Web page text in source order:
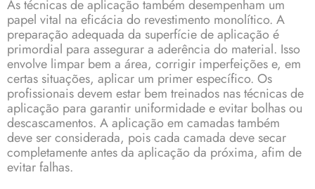
As técnicas de aplicação também desempenham um
papel vital na eficácia do revestimento monolítico. A
preparação adequada da superfície de aplicação é
primordial para assegurar a aderência do material. Isso
envolve limpar bem a área, corrigir imperfeições e, em
certas situações, aplicar um primer específico. Os
profissionais devem estar bem treinados nas técnicas de
aplicação para garantir uniformidade e evitar bolhas ou
descascamentos. A aplicação em camadas também
deve ser considerada, pois cada camada deve secar
completamente antes da aplicação da próxima, afim de
evitar falhas.